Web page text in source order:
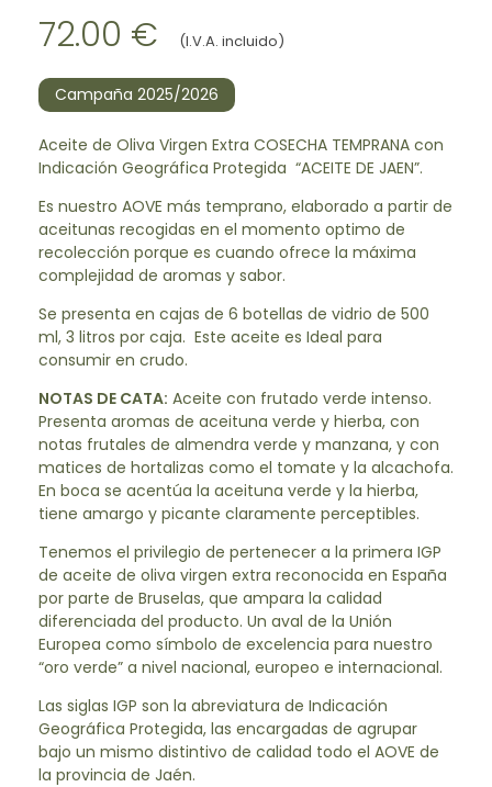
72.00 € (I.V.A. incluido)
Campaña 2025/2026
Aceite de Oliva Virgen Extra COSECHA TEMPRANA con
Indicación Geográfica Protegida “ACEITE DE JAEN”.
Es nuestro AOVE más temprano, elaborado a partir de
aceitunas recogidas en el momento optimo de
recolección porque es cuando ofrece la máxima
complejidad de aromas y sabor.
Se presenta en cajas de 6 botellas de vidrio de 500
ml, 3 litros por caja. Este aceite es Ideal para
consumir en crudo.
NOTAS DE CATA: Aceite con frutado verde intenso.
Presenta aromas de aceituna verde y hierba, con
notas frutales de almendra verde y manzana, y con
matices de hortalizas como el tomate y la alcachofa.
En boca se acentúa la aceituna verde y la hierba,
tiene amargo y picante claramente perceptibles.
Tenemos el privilegio de pertenecer a la primera IGP
de aceite de oliva virgen extra reconocida en España
por parte de Bruselas, que ampara la calidad
diferenciada del producto. Un aval de la Unión
Europea como símbolo de excelencia para nuestro
“oro verde” a nivel nacional, europeo e internacional.
Las siglas IGP son la abreviatura de Indicación
Geográfica Protegida, las encargadas de agrupar
bajo un mismo distintivo de calidad todo el AOVE de
la provincia de Jaén.